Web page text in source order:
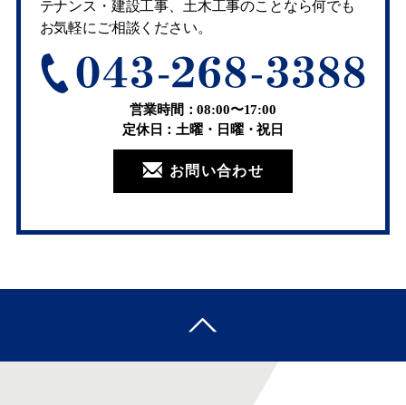
テナンス・建設工事、土木工事のことなら何でも
お気軽にご相談ください。
営業時間：08:00〜17:00
定休日：土曜・日曜・祝日
お問い合わせ